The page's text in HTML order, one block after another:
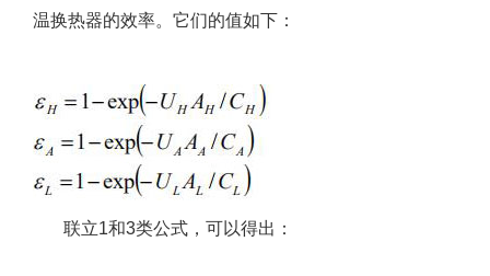
温换热器的效率。它们的值如下：
联立1和3类公式，可以得出：